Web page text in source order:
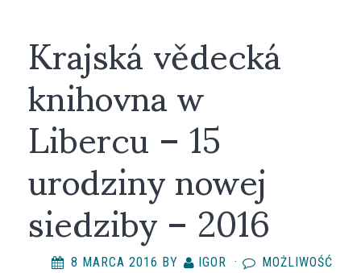
Krajská vědecká
knihovna w
Libercu – 15
urodziny nowej
siedziby – 2016
8 MARCA 2016 BY IGOR ·
MOŻLIWOŚĆ